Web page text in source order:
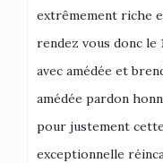
extrêmement riche
rendez vous donc le
avec amédée et
amédée pardon
pour justement
exceptionnelle